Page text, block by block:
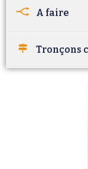
A faire
Tronçons